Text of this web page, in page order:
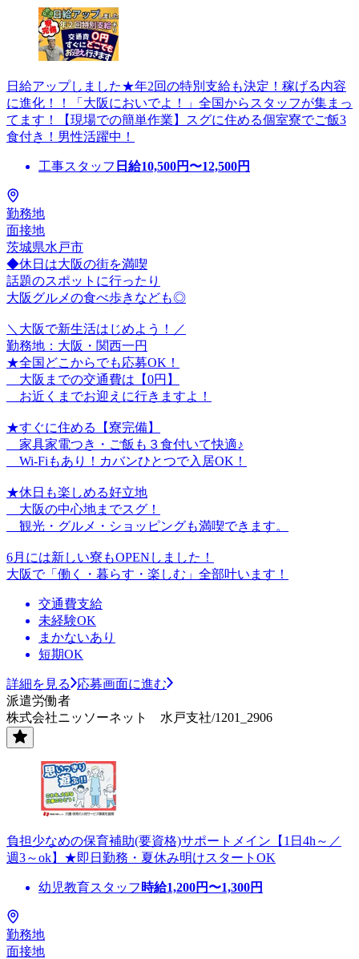
日給アップしました★年2回の特別支給も決定！稼げる内容
に進化！！「大阪においでよ！」全国からスタッフが集まっ
てます！【現場での簡単作業】スグに住める個室寮でご飯3
食付き！男性活躍中！
工事スタッフ 日給10,500円〜12,500円
勤務地
面接地
茨城県水戸市
◆休日は大阪の街を満喫
話題のスポットに行ったり
大阪グルメの食べ歩きなども◎
＼大阪で新生活はじめよう！／
勤務地：大阪・関西一円
★全国どこからでも応募OK！
大阪までの交通費は【0円】
お近くまでお迎えに行きますよ！
★すぐに住める【寮完備】
家具家電つき・ご飯も３食付いて快適♪
Wi-Fiもあり！カバンひとつで入居OK！
★休日も楽しめる好立地
大阪の中心地までスグ！
観光・グルメ・ショッピングも満喫できます。
6月には新しい寮もOPENしました！
大阪で「働く・暮らす・楽しむ」全部叶います！
交通費支給
未経験OK
まかないあり
短期OK
詳細を見る
応募画面に進む
派遣労働者
株式会社ニッソーネット 水戸支社/1201_2906
負担少なめの保育補助(要資格)サポートメイン【1日4h～／
週3～ok】★即日勤務・夏休み明けスタートOK
幼児教育スタッフ 時給1,200円〜1,300円
勤務地
面接地